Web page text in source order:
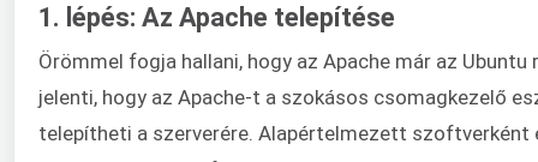
1. lépés: Az Apache telepítése
Örömmel fogja hallani, hogy az Apache már az Ubuntu
jelenti, hogy az Apache-t a szokásos csomagkezelő
telepítheti a szerverére. Alapértelmezett szoftverként